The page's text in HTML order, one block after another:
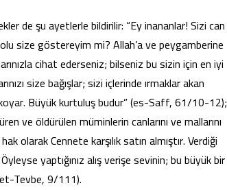
de şu ayetlerle bildirilir: “Ey inananlar! Sizi can
size göstereyim mi? Allah’a ve peygamberine
cihat ederseniz; bilseniz bu sizin için en iyi
size bağışlar; sizi içlerinde ırmaklar akan
Büyük kurtuluş budur” (es-Saff, 61/10-12);
ve öldürülen müminlerin canlarını ve mallarını
olarak Cennete karşılık satın almıştır. Verdiği
yaptığınız alış verişe sevinin; bu büyük bir
Tevbe, 9/111).